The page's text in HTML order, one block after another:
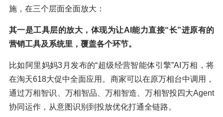
施，在三个层面全面放大：
其一是工具层的放大，体现为让AI能力直接“长”进原有的
营销工具及系统里，覆盖各个环节。
比如阿里妈妈3月发布的“超级经营智能体引擎”AI万相，将
在淘天618大促中全面应用。商家可以在原万相台中调用，
通过万相智识、万相智品、万相智造、万相智投四大Agent
协同运作，从意图识别到投放优化打通全链路。